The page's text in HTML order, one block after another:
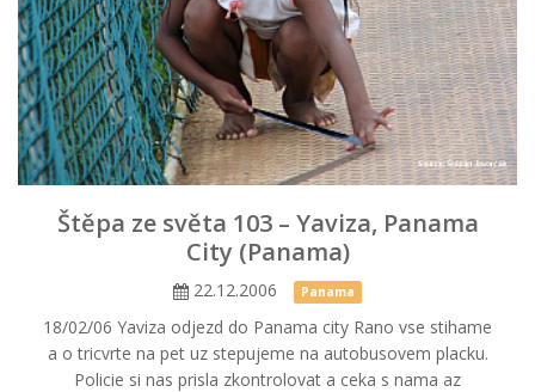
Štěpa ze světa 103 – Yaviza, Panama
City (Panama)
22.12.2006 Panama
18/02/06 Yaviza odjezd do Panama city Rano vse stihame
a o tricvrte na pet uz stepujeme na autobusovem placku.
Policie si nas prisla zkontrolovat a ceka s nama az